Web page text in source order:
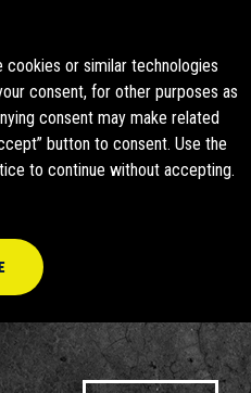
or similar technologies
consent, for other purposes as
consent may make related
button to consent. Use the
to continue without accepting.